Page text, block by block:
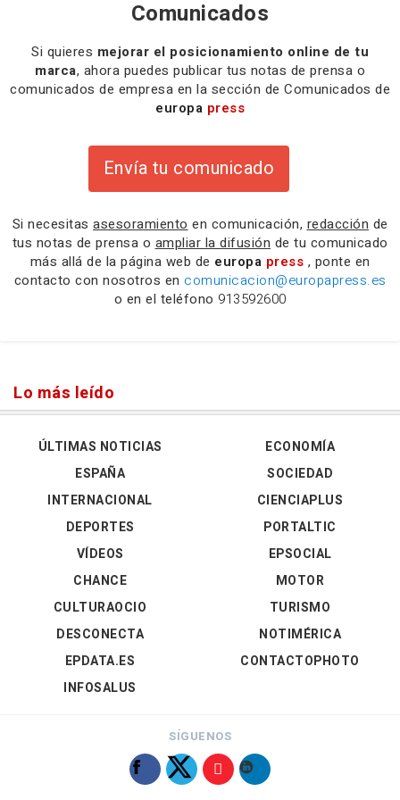
Comunicados
Si quieres mejorar el posicionamiento online de tu
marca, ahora puedes publicar tus notas de prensa o
comunicados de empresa en la sección de Comunicados de
europa press
Envía tu comunicado
Si necesitas asesoramiento en comunicación, redacción de
tus notas de prensa o ampliar la difusión de tu comunicado
más allá de la página web de europa press , ponte en
contacto con nosotros en comunicacion@europapress.es
o en el teléfono 913592600
Lo más leído
ÚLTIMAS NOTICIAS
ESPAÑA
INTERNACIONAL
DEPORTES
VÍDEOS
ECONOMÍA
SOCIEDAD
CIENCIAPLUS
PORTALTIC
EPSOCIAL
CHANCE
CULTURAOCIO
DESCONECTA
EPDATA.ES
INFOSALUS
MOTOR
TURISMO
NOTIMÉRICA
CONTACTOPHOTO
SÍGUENOS